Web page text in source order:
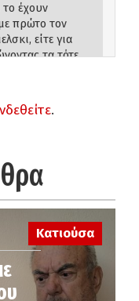
το έχουν
πρώτο τον
είτε για
τα τότε
για περίεργες
είναι το πιο
λέει:
ρουφιανιλίκι να
αυτοπετσοκομα
όταν λένε
στο κοινό τους
.
Κατιούσα